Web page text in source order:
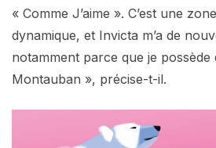
« Comme J’aime ». C’est une
dynamique, et Invicta m’a de
notamment parce que je possède
Montauban », précise-t-il.